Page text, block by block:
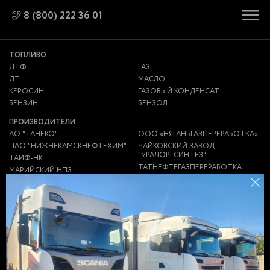
8 (800) 222 36 01
ТОПЛИВО
ДТФ
ДТ
КЕРОСИН
БЕНЗИН
ГАЗ
МАСЛО
ГАЗОВЫЙ КОНДЕНСАТ
БЕНЗОЛ
ПРОИЗВОДИТЕЛИ
АО "ТАНЕКО"
ПАО "НИЖНЕКАМСКНЕФТЕХИМ"
ТАИФ-НК
МАРИЙСКИЙ НПЗ
ПАО АНК "БАШНЕФТЬ"
МАРИЙСКИЙ НПЗ
ЯРОСЛАВСКИЙ НПЗ
ИМ.МЕНДЕЛЕЕВА (ЯНПЗ)
НПЗ "НС-ОЙЛ"
НИКОЛАЕВСКИЙ НПЗ
АНТИПИНСКИЙ НПЗ
НГДУ "ЕЛХОВНЕФТЬ"
ООО «НЯГАНЬГАЗПЕРЕРАБОТКА»
ЧАЙКОВСКИЙ ЗАВОД
"УРАЛОРГСИНТЕЗ"
ТАТНЕФТЕГАЗПЕРЕРАБОТКА
ООО ТЮЛЬГАНПЕРЕРАБОТКА
ООО "ГСМ-ЛОГИСТИКА"
ЗАВОД НЗНП
ЗАВОД ЭКОТОН
ГАЗПРОМ